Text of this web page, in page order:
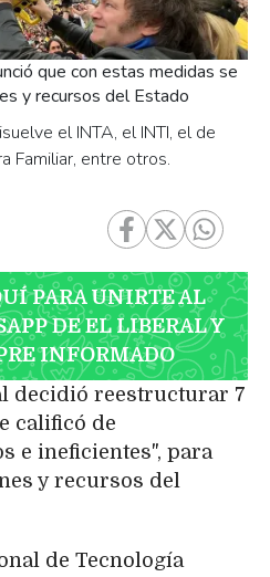
el INTA, el INTI, el de
Familiar, entre otros.
que con estas medidas se
y recursos del Estado
PARA UNIRTE AL
DE EL LIBERAL Y
INFORMADO
decidió reestructurar 7
calificó de
e ineficientes", para
y recursos del
de Tecnología